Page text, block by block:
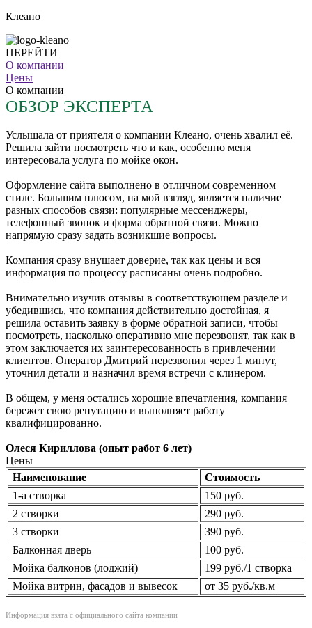
Клеано
ПЕРЕЙТИ
О компании
Цены
О компании
ОБЗОР ЭКСПЕРТА
Услышала от приятеля о компании Клеано, очень хвалил её.
Решила зайти посмотреть что и как, особенно меня
интересовала услуга по мойке окон.
Оформление сайта выполнено в отличном современном
стиле. Большим плюсом, на мой взгляд, является наличие
разных способов связи: популярные мессенджеры,
телефонный звонок и форма обратной связи. Можно
напрямую сразу задать возникшие вопросы.
Компания сразу внушает доверие, так как цены и вся
информация по процессу расписаны очень подробно.
Внимательно изучив отзывы в соответствующем разделе и
убедившись, что компания действительно достойная, я
решила оставить заявку в форме обратной записи, чтобы
посмотреть, насколько оперативно мне перезвонят, так как в
этом заключается их заинтересованность в привлечении
клиентов. Оператор Дмитрий перезвонил через 1 минут,
уточнил детали и назначил время встречи с клинером.
В общем, у меня остались хорошие впечатления, компания
бережет свою репутацию и выполняет работу
квалифицированно.
Олеся Кириллова (опыт работ 6 лет)
Цены
Наименование
Стоимость
1-а створка
150 руб.
2 створки
290 руб.
3 створки
390 руб.
Балконная дверь
100 руб.
Мойка балконов (лоджий)
199 руб./1 створка
Мойка витрин, фасадов и вывесок
от 35 руб./кв.м
Информация взята с официального сайта компании